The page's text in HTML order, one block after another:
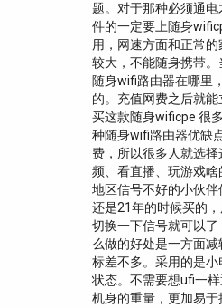
题。对于那种必须通
件的一定要上随身
用，网速方面和正常
较大，不能随身携带
随身wifi路由器在哪里
的。充值网费之后就
买这款随身wificpe 很
种随身wifi路由器优缺
费，所以很多人就选
频、看直播、玩游戏
地区信号不好的小伙
还是21年的时候买的
切换一下信号就可以
么做的好处是一方面
标差不多。采用的是
状态。不需要想ufi一
机身的重量，更加易